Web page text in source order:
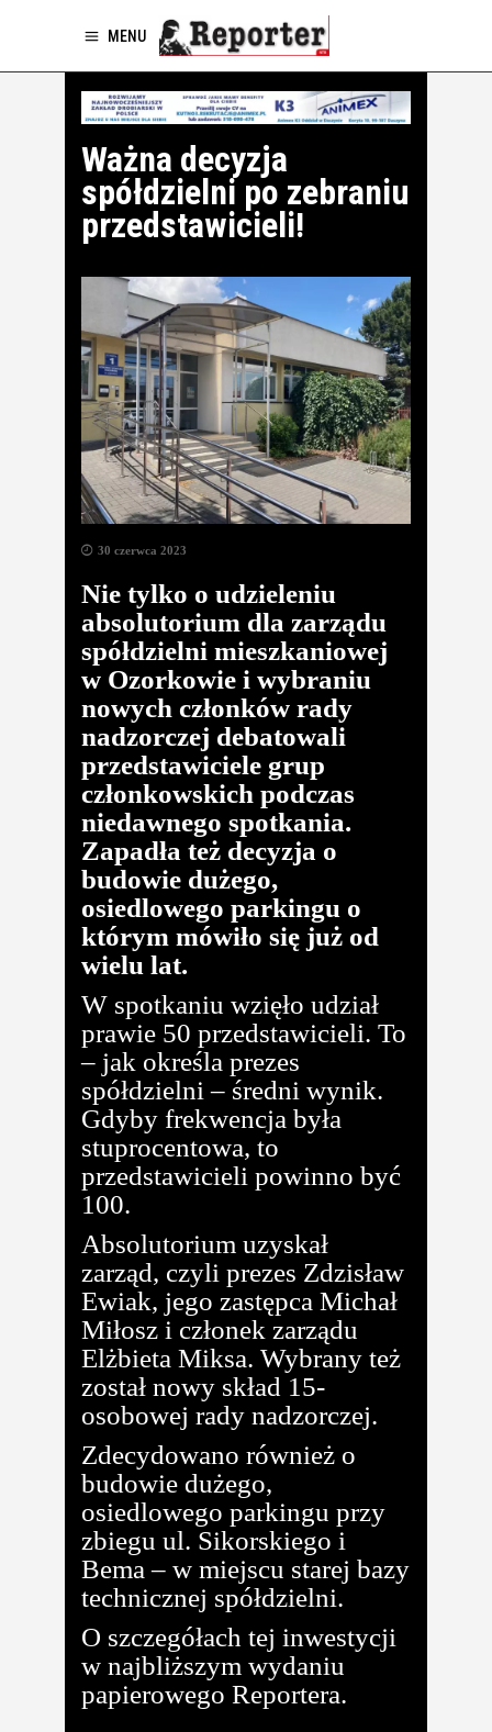
MENU
Ważna decyzja
spółdzielni po zebraniu
przedstawicieli!
30 czerwca 2023
Nie tylko o udzieleniu
absolutorium dla zarządu
spółdzielni mieszkaniowej
w Ozorkowie i wybraniu
nowych członków rady
nadzorczej debatowali
przedstawiciele grup
członkowskich podczas
niedawnego spotkania.
Zapadła też decyzja o
budowie dużego,
osiedlowego parkingu o
którym mówiło się już od
wielu lat.
W spotkaniu wzięło udział
prawie 50 przedstawicieli. To
– jak określa prezes
spółdzielni – średni wynik.
Gdyby frekwencja była
stuprocentowa, to
przedstawicieli powinno być
100.
Absolutorium uzyskał
zarząd, czyli prezes Zdzisław
Ewiak, jego zastępca Michał
Miłosz i członek zarządu
Elżbieta Miksa. Wybrany też
został nowy skład 15-
osobowej rady nadzorczej.
Zdecydowano również o
budowie dużego,
osiedlowego parkingu przy
zbiegu ul. Sikorskiego i
Bema – w miejscu starej bazy
technicznej spółdzielni.
O szczegółach tej inwestycji
w najbliższym wydaniu
papierowego Reportera.